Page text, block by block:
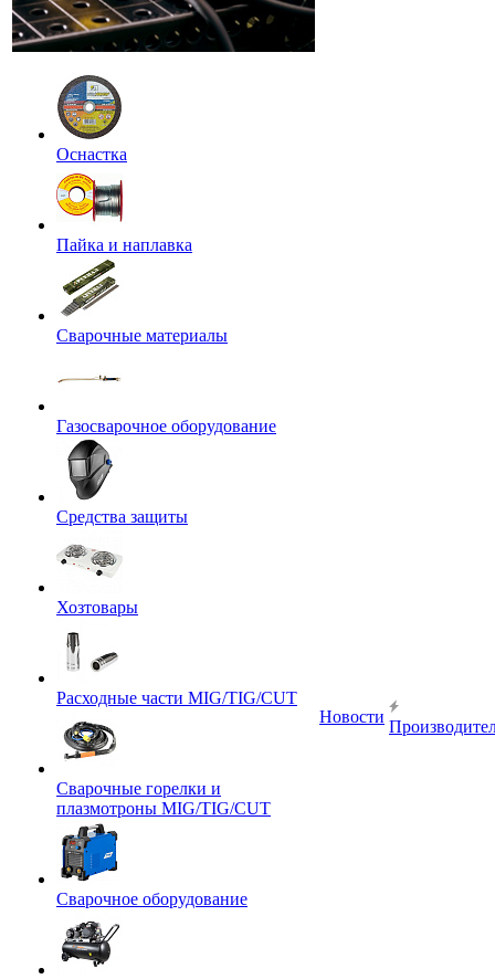
Оснастка
Пайка и наплавка
Сварочные материалы
Газосварочное оборудование
Средства защиты
Хозтовары
Расходные части MIG/TIG/CUT
Сварочные горелки и
плазмотроны MIG/TIG/CUT
Сварочное оборудование
Новости